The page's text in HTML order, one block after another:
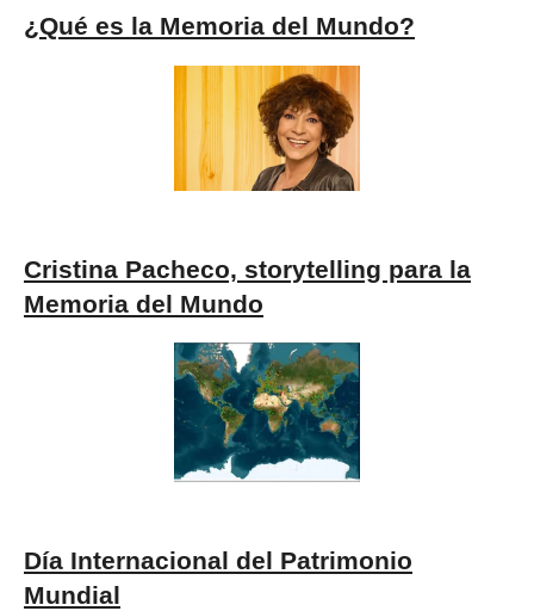
¿Qué es la Memoria del Mundo?
Cristina Pacheco, storytelling para la
Memoria del Mundo
Día Internacional del Patrimonio
Mundial